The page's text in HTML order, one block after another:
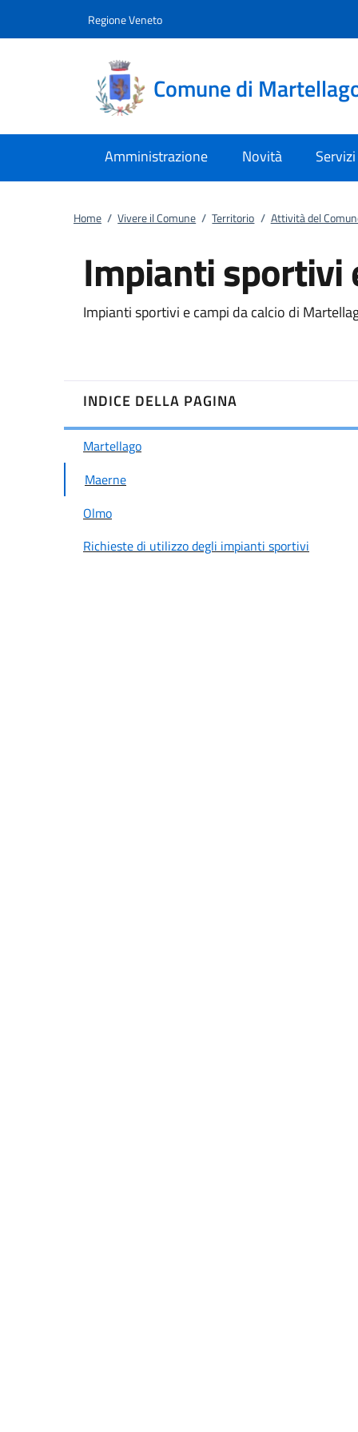
Regione Veneto
Comune di
Amministrazione Novità Servizi
Home / Vivere il Comune / Territorio / Attività del
Impianti sportivi
Impianti sportivi e campi da calcio di
INDICE DELLA PAGINA
Martellago
Maerne
Olmo
Richieste di utilizzo degli impianti sportivi